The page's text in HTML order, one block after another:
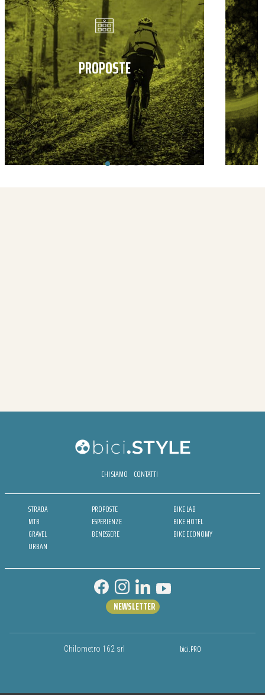
PROPOSTE
CHI SIAMO CONTATTI
STRADA
MTB
GRAVEL
URBAN
PROPOSTE
ESPERIENZE
BENESSERE
BIKE LAB
BIKE HOTEL
BIKE ECONOMY
Chilometro 162 srl bici.PRO
NEWSLETTER